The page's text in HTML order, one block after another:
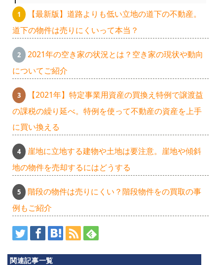
あ
ざ
み
【最新版】道路よりも低い立地の道下の不動産。
道下の物件は売りにくいって本当？
2021年の空き家の状況とは？空き家の現状や動向
についてご紹介
【2021年】特定事業用資産の買換え特例で譲渡益
の課税の繰り延べ。特例を使って不動産の資産を上手
に買い換える
崖地に立地する建物や土地は要注意。崖地や傾斜
地の物件を売却するにはどうする
階段の物件は売りにくい？階段物件をの買取の事
例もご紹介
関連記事一覧